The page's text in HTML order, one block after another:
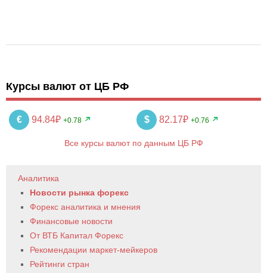
Курсы валют от ЦБ РФ
€ 94.84₽ +0.78 $ 82.17₽ +0.76
Все курсы валют по данным ЦБ РФ
Аналитика
Новости рынка форекс
Форекс аналитика и мнения
Финансовые новости
От ВТБ Капитал Форекс
Рекомендации маркет-мейкеров
Рейтинги стран